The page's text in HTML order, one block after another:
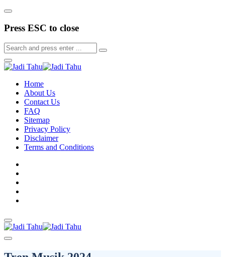
Press ESC to close
Home
About Us
Contact Us
FAQ
Sitemap
Privacy Policy
Disclaimer
Terms and Conditions